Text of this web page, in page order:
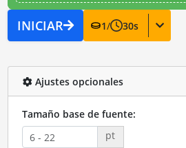
INICIAR 1/ 30s
Ajustes opcionales
Tamaño base de fuente:
pt